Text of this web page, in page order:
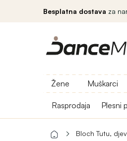
Besplatna dostava za
Žene Muškarci
Rasprodaja Plesni
Bloch Tutu,